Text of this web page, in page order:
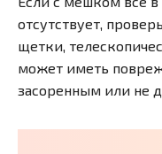
отсутствует,
щетки,
может иметь
засоренным или не